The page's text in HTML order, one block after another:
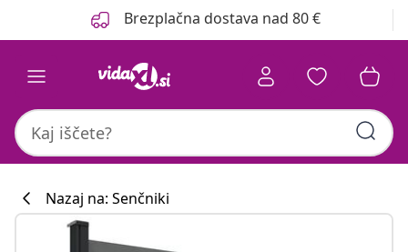
Brezplačna dostava nad 80 €
Nazaj na: Senčniki